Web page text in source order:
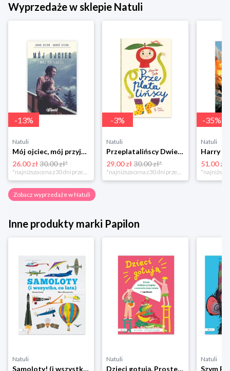
Wyprzedaże w sklepie Natuli
-13%
Natuli
Mój ojciec, mój przyjaciel Element
26.00 zł30.00 zł*
*najniższa cena z 30 dni przed obniżką
-3%
Natuli
Przeplatalińscy Dwie siostry
29.00 zł 30.00 zł*
*najniższa cena z 30 dni przed obniżką
-35%
Natuli
51.00 zł
Zobacz wyprzedaże w Natuli
Inne produkty marki Papilon
Natuli
Samoloty! (i wszystko co lata) Papilon
Natuli
Dzieci gotują. Proste roślinne przepisy z czterech stron świata Papilon
Natuli